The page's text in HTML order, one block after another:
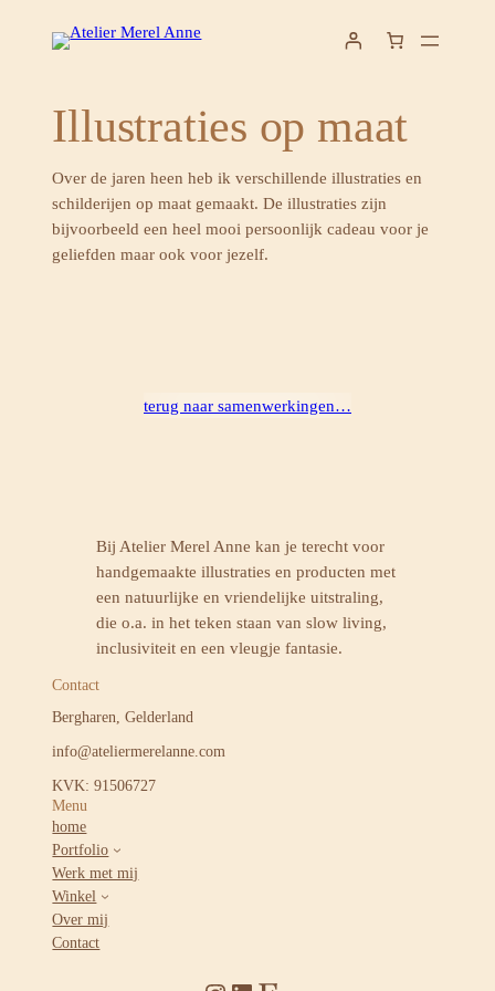
Illustraties op maat
Over de jaren heen heb ik verschillende illustraties en
schilderijen op maat gemaakt. De illustraties zijn
bijvoorbeeld een heel mooi persoonlijk cadeau voor je
geliefden maar ook voor jezelf.
terug naar samenwerkingen…
Bij Atelier Merel Anne kan je terecht voor
handgemaakte illustraties en producten met
een natuurlijke en vriendelijke uitstraling,
die o.a. in het teken staan van slow living,
inclusiviteit en een vleugje fantasie.
Contact
Bergharen, Gelderland
info@ateliermerelanne.com
KVK: 91506727
Menu
home
Portfolio
Werk met mij
Winkel
Over mij
Contact